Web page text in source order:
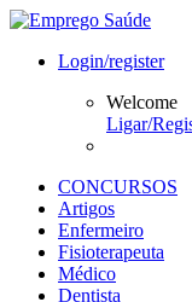
Login/register
Welcome
Ligar/
CONCURSOS
Artigos
Enfermeiro
Fisioterapeuta
Médico
Dentista